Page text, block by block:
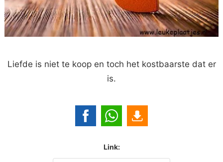
Liefde is niet te koop en toch het kostbaarste dat er
is.
Link: